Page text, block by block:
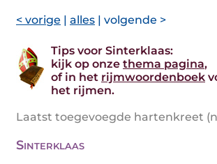
< vorige | alles | volgende >
Tips voor Sinterklaas:
kijk op onze thema pagina,
of in het rijmwoordenboek
het rijmen.
Laatst toegevoegde hartenkreet
Sinterklaas